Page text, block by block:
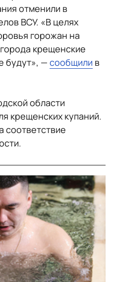
отменили в
ВСУ. «В целях
горожан на
крещенские
будут», — сообщили в
области
крещенских купаний.
соответствие